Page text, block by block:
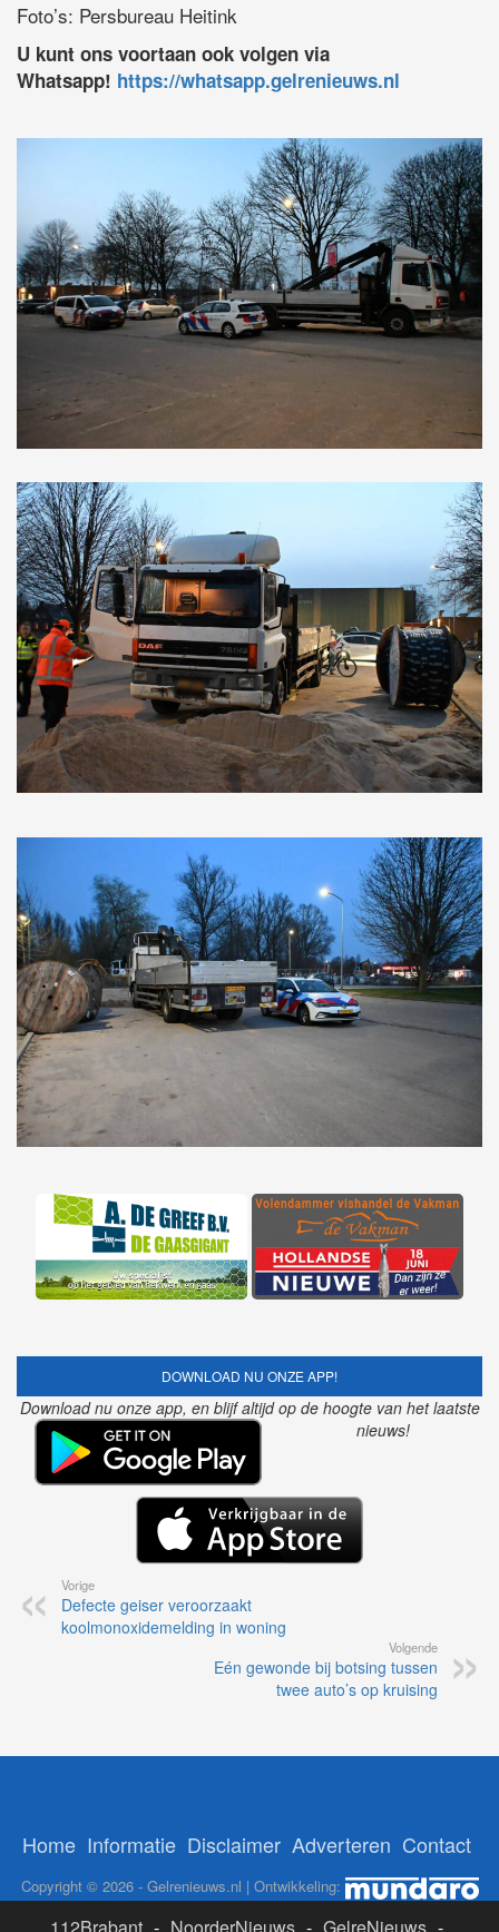
Foto’s: Persbureau Heitink
U kunt ons voortaan ook volgen via
Whatsapp! https://whatsapp.gelrenieuws.nl
DOWNLOAD NU ONZE APP!
Download nu onze app, en blijf altijd op de hoogte van het laatste
nieuws!
Vorige
Defecte geiser veroorzaakt
koolmonoxidemelding in woning
Volgende
Eén gewonde bij botsing tussen
twee auto’s op kruising
Home Informatie Disclaimer Adverteren Contact
Copyright © 2026 - Gelrenieuws.nl | Ontwikkeling:
112Brabant - NoorderNieuws - GelreNieuws -